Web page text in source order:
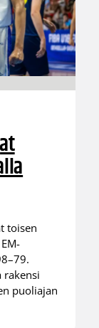
toisen
rakensi
puoliajan